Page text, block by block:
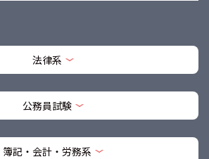
法律系
公務員試験
簿記・会計・労務系